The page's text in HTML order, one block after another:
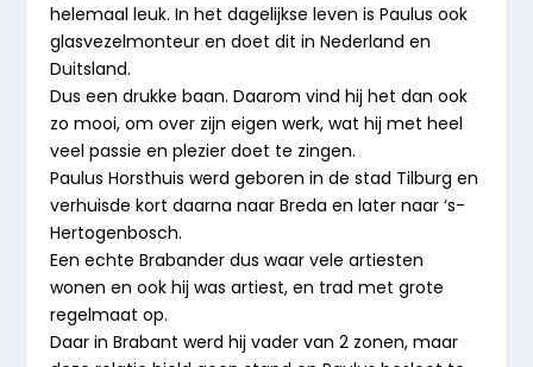
helemaal leuk. In het dagelijkse leven is Paulus ook
glasvezelmonteur en doet dit in Nederland en
Duitsland.
Dus een drukke baan. Daarom vind hij het dan ook
zo mooi, om over zijn eigen werk, wat hij met heel
veel passie en plezier doet te zingen.
Paulus Horsthuis werd geboren in de stad Tilburg en
verhuisde kort daarna naar Breda en later naar ‘s-
Hertogenbosch.
Een echte Brabander dus waar vele artiesten
wonen en ook hij was artiest, en trad met grote
regelmaat op.
Daar in Brabant werd hij vader van 2 zonen, maar